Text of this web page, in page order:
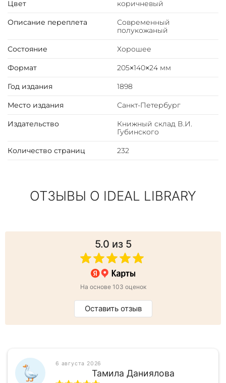
Цвет коричневый
Описание переплета
Современный
полукожаный
Состояние Хорошее
Формат 205×140×24 мм
Год издания 1898
Место издания Санкт-Петербург
Издательство
Книжный склад В.И.
Губинского
Количество страниц 232
ОТЗЫВЫ О IDEAL LIBRARY
5.0 из 5
На основе 103 оценок
Оставить отзыв
6 августа 2026
Тамила Даниялова